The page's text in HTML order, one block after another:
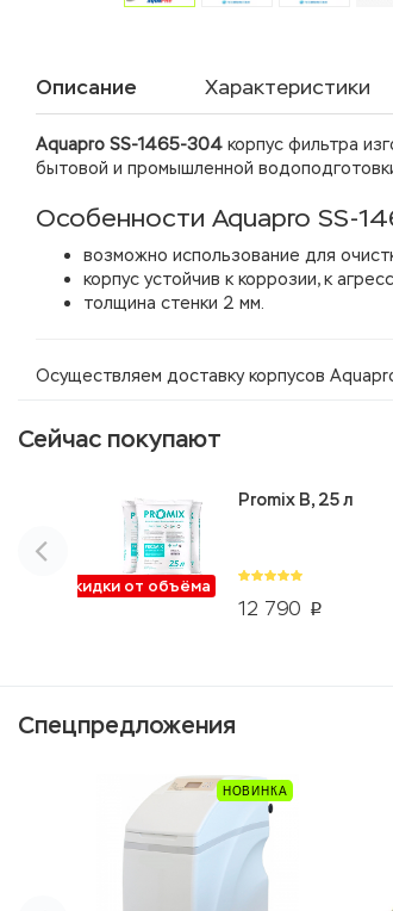
Описание Характеристики
Aquapro SS-1465-304 корпус фильтра
бытовой и промышленной
Особенности Aquapro SS-
возможно использование для
корпус устойчив к коррозии, к
толщина стенки 2 мм.
Осуществляем доставку корпусов
Сейчас покупают
Скидки от объёма
12 790 p
Promix B, 25 л
Спецпредложения